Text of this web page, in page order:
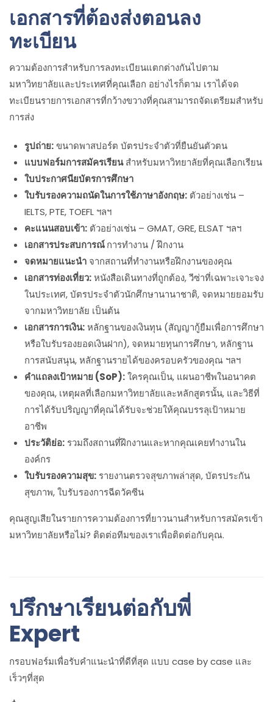
เอกสารที่ต้องส่งตอนลง
ทะเบียน
ความต้องการสำหรับการลงทะเบียนแตกต่างกันไปตาม
มหาวิทยาลัยและประเทศที่คุณเลือก อย่างไรก็ตาม เราได้จด
ทะเบียนรายการเอกสารที่กว้างขวางที่คุณสามารถจัดเตรียมสำหรับ
การส่ง
รูปถ่าย:ขนาดพาสปอร์ต บัตรประจำตัวที่ยืนยันตัวตน
แบบฟอร์มการสมัครเรียนสำหรับมหาวิทยาลัยที่คุณเลือกเรียน
ใบประกาศนียบัตรการศึกษา
ใบรับรองความถนัดในการใช้ภาษาอังกฤษ: ตัวอย่างเช่น –
IELTS, PTE, TOEFL ฯลฯ
คะแนนสอบเข้า: ตัวอย่างเช่น – GMAT, GRE, ELSAT ฯลฯ
เอกสารประสบการณ์การทำงาน / ฝึกงาน
จดหมายแนะนำ จากสถานที่ทำงานหรือฝึกงานของคุณ
เอกสารท่องเที่ยว:หนังสือเดินทางที่ถูกต้อง, วีซ่าที่เฉพาะเจาะจง
ในประเทศ, บัตรประจำตัวนักศึกษานานาชาติ, จดหมายยอมรับ
จากมหาวิทยาลัย เป็นต้น
เอกสารการเงิน:หลักฐานของเงินทุน (สัญญากู้ยืมเพื่อการศึกษา
หรือใบรับรองยอดเงินฝาก), จดหมายทุนการศึกษา, หลักฐาน
การสนับสนุน, หลักฐานรายได้ของครอบครัวของคุณ ฯลฯ
คำแถลงเป้าหมาย (SoP):ใครคุณเป็น, แผนอาชีพในอนาคต
ของคุณ, เหตุผลที่เลือกมหาวิทยาลัยและหลักสูตรนั้น, และวิธีที่
การได้รับปริญญาที่คุณได้รับจะช่วยให้คุณบรรลุเป้าหมาย
อาชีพ
ประวัติย่อ: รวมถึงสถานที่ฝึกงานและหากคุณเคยทำงานใน
องค์กร
ใบรับรองความสุข: รายงานตรวจสุขภาพล่าสุด, บัตรประกัน
สุขภาพ, ใบรับรองการฉีดวัคซีน
คุณสูญเสียในรายการความต้องการที่ยาวนานสำหรับการสมัครเข้า
มหาวิทยาลัยหรือไม่? ติดต่อทีมของเราเพื่อติดต่อกับคุณ.
ปรึกษาเรียนต่อกับพี่
Expert
กรอบฟอร์มเพื่อรับคำแนะนำที่ดีที่สุด แบบ case by case และ
เร็วๆที่สุด